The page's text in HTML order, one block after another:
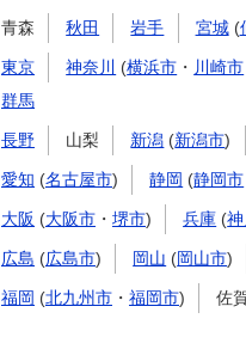
青森 秋田 岩手 宮城(
東京 神奈川 (横浜市 ・ 川崎市
群馬
長野 山梨 新潟 (新潟市)
愛知 (名古屋市) 静岡 (静岡市
大阪 (大阪市 ・ 堺市) 兵庫 (
広島 (広島市) 岡山 (岡山市)
福岡 (北九州市 ・ 福岡市) 佐